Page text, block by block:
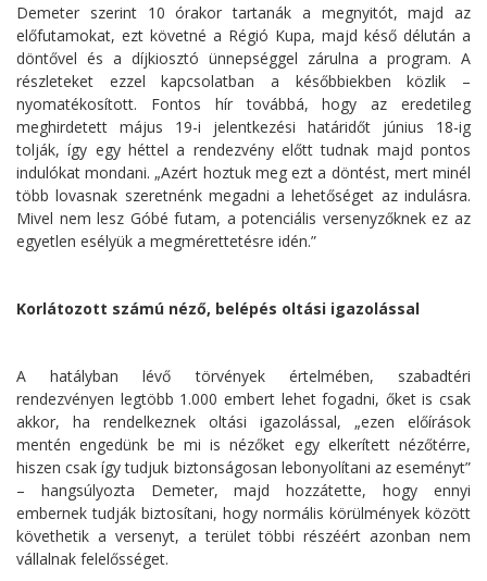
Demeter szerint 10 órakor tartanák a megnyitót, majd az
előfutamokat, ezt követné a Régió Kupa, majd késő délután a
döntővel és a díjkiosztó ünnepséggel zárulna a program. A
részleteket ezzel kapcsolatban a későbbiekben közlik –
nyomatékosított. Fontos hír továbbá, hogy az eredetileg
meghirdetett május 19-i jelentkezési határidőt június 18-ig
tolják, így egy héttel a rendezvény előtt tudnak majd pontos
indulókat mondani. „Azért hoztuk meg ezt a döntést, mert minél
több lovasnak szeretnénk megadni a lehetőséget az indulásra.
Mivel nem lesz Góbé futam, a potenciális versenyzőknek ez az
egyetlen esélyük a megmérettetésre idén.”
Korlátozott számú néző, belépés oltási igazolással
A hatályban lévő törvények értelmében, szabadtéri
rendezvényen legtöbb 1.000 embert lehet fogadni, őket is csak
akkor, ha rendelkeznek oltási igazolással, „ezen előírások
mentén engedünk be mi is nézőket egy elkerített nézőtérre,
hiszen csak így tudjuk biztonságosan lebonyolítani az eseményt”
– hangsúlyozta Demeter, majd hozzátette, hogy ennyi
embernek tudják biztosítani, hogy normális körülmények között
követhetik a versenyt, a terület többi részéért azonban nem
vállalnak felelősséget.